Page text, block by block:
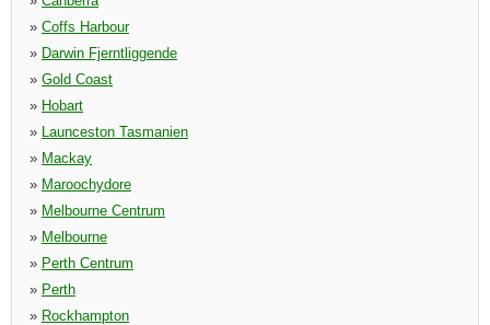
» Coffs Harbour
» Darwin Fjerntliggende
» Gold Coast
» Hobart
» Launceston Tasmanien
» Mackay
» Maroochydore
» Melbourne Centrum
» Melbourne
» Perth Centrum
» Perth
» Rockhampton